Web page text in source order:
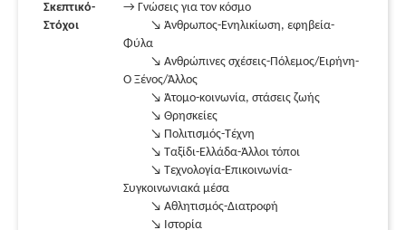
Σκεπτικό-
Στόχοι
→ Γνώσεις για τον κόσμο
↘ Άνθρωπος-Ενηλικίωση, εφηβεία-
Φύλα
↘ Ανθρώπινες σχέσεις-Πόλεμος/Ειρήνη-
Ο Ξένος/Άλλος
↘ Άτομο-κοινωνία, στάσεις ζωής
↘ Θρησκείες
↘ Πολιτισμός-Τέχνη
↘ Ταξίδι-Ελλάδα-Άλλοι τόποι
↘ Τεχνολογία-Επικοινωνία-
Συγκοινωνιακά μέσα
↘ Αθλητισμός-Διατροφή
↘ Ιστορία